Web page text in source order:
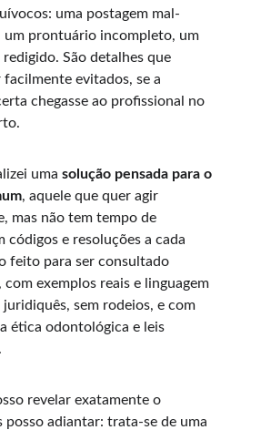
uma postagem mal-
um prontuário incompleto, um
São detalhes que
facilmente evitados, se a
chegasse ao profissional no
uma solução pensada para o
, aquele que quer agir
mas não tem tempo de
códigos e resoluções a cada
feito para ser consultado
com exemplos reais e linguagem
sem rodeios, e com
ética odontológica e leis
revelar exatamente o
posso adiantar: trata-se de uma